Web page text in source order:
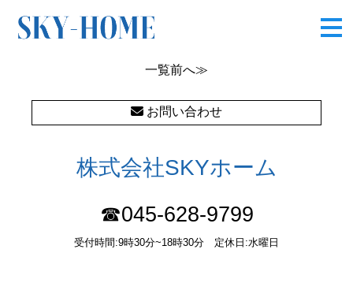
中田南5丁目Ⅱ★20190427
一覧前へ≫
お問い合わせ
株式会社SKYホーム
☎045-628-9799
受付時間:9時30分~18時30分 定休日:水曜日